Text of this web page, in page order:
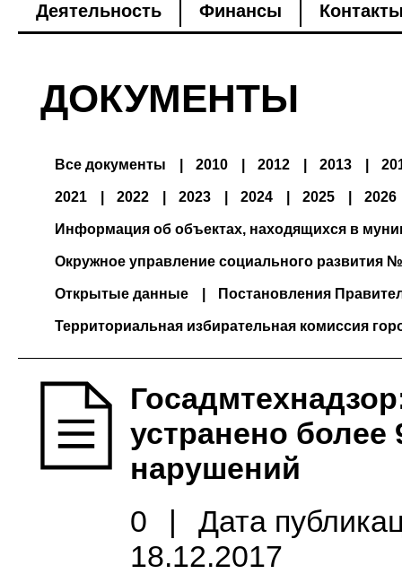
Деятельность
Финансы
ДОКУМЕНТЫ
Все документы 2010 2012 2013
2021 2022 2023 2024 2025 2026
Информация об объектах, находящихся в
Окружное управление социального развития
Открытые данные Постановления
Территориальная избирательная комиссия
устранено более
нарушений
0
|
Дата
18.12.2017